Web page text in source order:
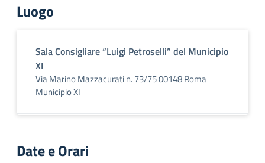
Luogo
Sala Consigliare “Luigi Petroselli” del Municipio
XI
Via Marino Mazzacurati n. 73/75 00148 Roma
Municipio XI
Date e Orari